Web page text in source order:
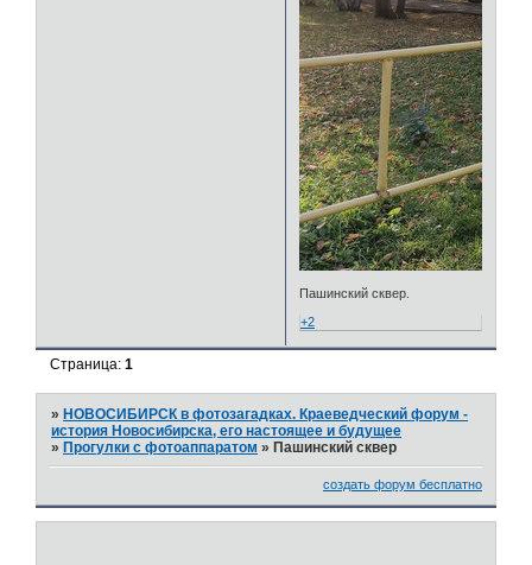
Пашинский сквер.
+2
Страница:1
»НОВОСИБИРСК в фотозагадках. Краеведческий форум -
история Новосибирска, его настоящее и будущее
»Прогулки с фотоаппаратом »Пашинский сквер
создать форум бесплатно